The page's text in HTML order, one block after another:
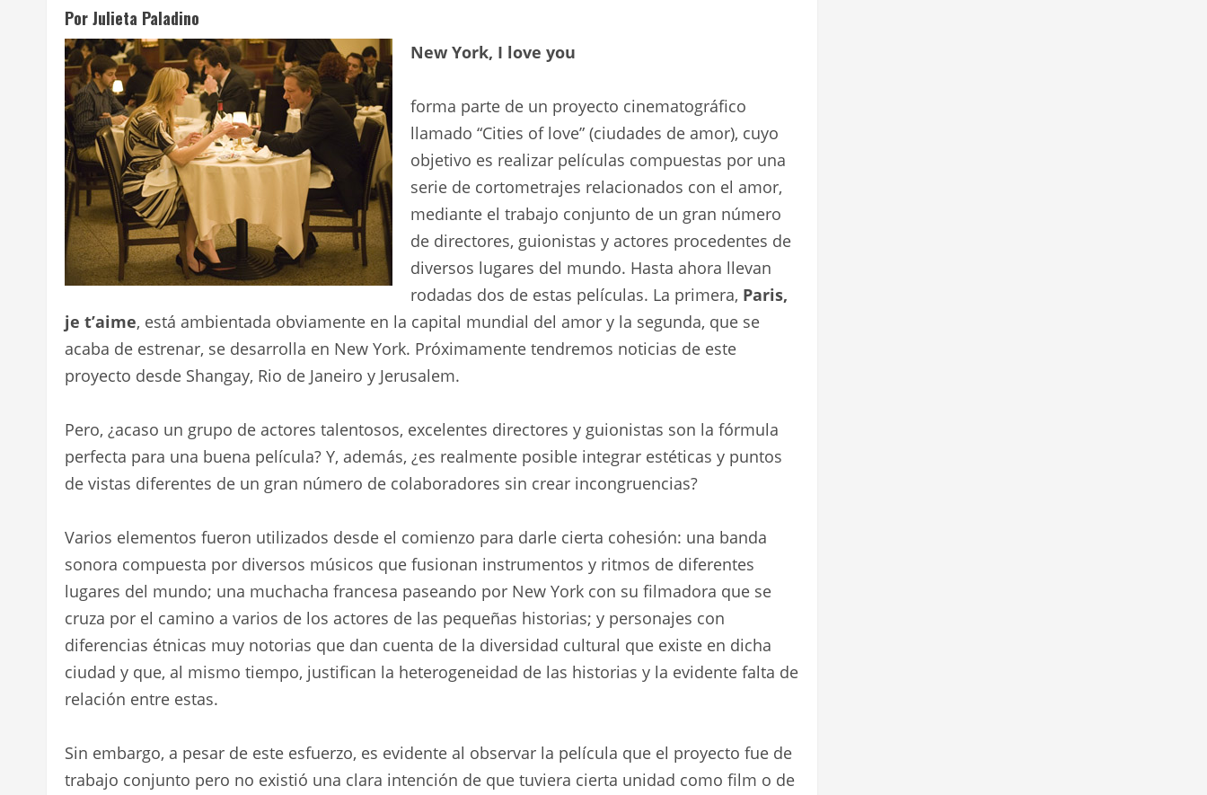
Por Julieta Paladino
New York, I love you
forma parte de un proyecto cinematográfico
llamado “Cities of love” (ciudades de amor), cuyo
objetivo es realizar películas compuestas por una
serie de cortometrajes relacionados con el amor,
mediante el trabajo conjunto de un gran número
de directores, guionistas y actores procedentes de
diversos lugares del mundo. Hasta ahora llevan
rodadas dos de estas películas. La primera, Paris,
je t’aime, está ambientada obviamente en la capital mundial del amor y la segunda, que se
acaba de estrenar, se desarrolla en New York. Próximamente tendremos noticias de este
proyecto desde Shangay, Rio de Janeiro y Jerusalem.
Pero, ¿acaso un grupo de actores talentosos, excelentes directores y guionistas son la fórmula
perfecta para una buena película? Y, además, ¿es realmente posible integrar estéticas y puntos
de vistas diferentes de un gran número de colaboradores sin crear incongruencias?
Varios elementos fueron utilizados desde el comienzo para darle cierta cohesión: una banda
sonora compuesta por diversos músicos que fusionan instrumentos y ritmos de diferentes
lugares del mundo; una muchacha francesa paseando por New York con su filmadora que se
cruza por el camino a varios de los actores de las pequeñas historias; y personajes con
diferencias étnicas muy notorias que dan cuenta de la diversidad cultural que existe en dicha
ciudad y que, al mismo tiempo, justifican la heterogeneidad de las historias y la evidente falta de
relación entre estas.
Sin embargo, a pesar de este esfuerzo, es evidente al observar la película que el proyecto fue de
trabajo conjunto pero no existió una clara intención de que tuviera cierta unidad como film o de